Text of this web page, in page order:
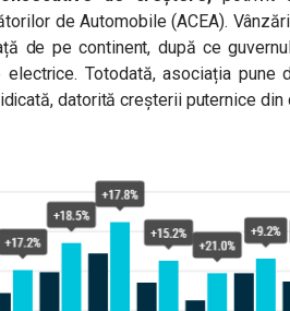
de Automobile (ACEA).
de pe continent, după ce
electrice. Totodată, asociația pune
datorită creșterii puternice din